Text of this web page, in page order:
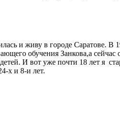
и живу в городе Саратове. В
обучения Занкова,а
И вот уже почти 18 лет я
х и 8-и лет.